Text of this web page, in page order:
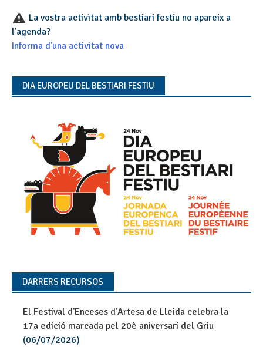
La vostra activitat amb bestiari festiu no apareix a
l'agenda?
Informa d'una activitat nova
DIA EUROPEU DEL BESTIARI FESTIU
DARRERS RECURSOS
El Festival d'Enceses d'Artesa de Lleida celebra la
17a edició marcada pel 20è aniversari del Griu
(06/07/2026)